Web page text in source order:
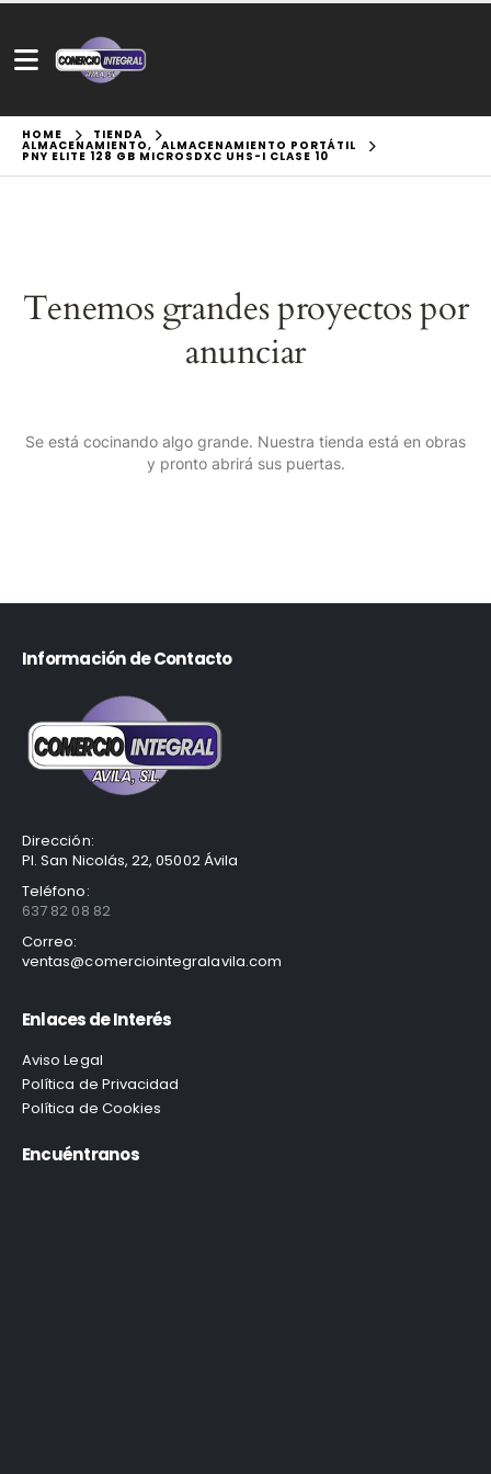
HOME TIENDA
ALMACENAMIENTO, ALMACENAMIENTO PORTÁTIL
PNY ELITE 128 GB MICROSDXC UHS-I CLASE 10
Tenemos grandes proyectos por
anunciar
Se está cocinando algo grande. Nuestra tienda está en obras
y pronto abrirá sus puertas.
Información de Contacto
Dirección:
Pl. San Nicolás, 22, 05002 Ávila
Teléfono:
637 82 08 82
Correo:
ventas@comerciointegralavila.com
Enlaces de Interés
Aviso Legal
Política de Privacidad
Política de Cookies
Encuéntranos